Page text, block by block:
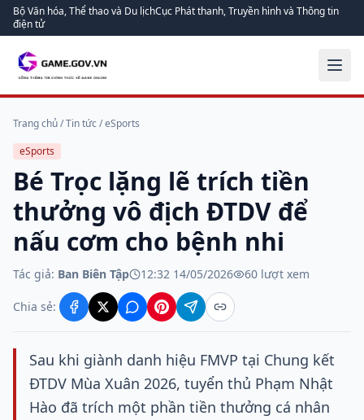
Bộ Văn hóa, Thể thao và Du lịchCục Phát thanh, Truyền hình và Thông tin
điện tử
Trang chủ/Tin tức/eSports
eSports
Bé Trọc lặng lẽ trích tiền
thưởng vô địch ĐTDV để
nấu cơm cho bệnh nhi
Tác giả: Ban Biên Tập 12:32 14/05/2026 60 lượt xem
Chia sẻ:
Sau khi giành danh hiệu FMVP tại Chung kết
ĐTDV Mùa Xuân 2026, tuyển thủ Phạm Nhật
Hào đã trích một phần tiền thưởng cá nhân